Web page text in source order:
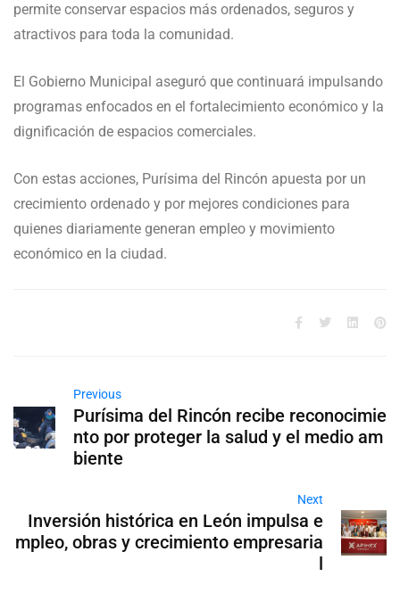
permite conservar espacios más ordenados, seguros y
atractivos para toda la comunidad.
El Gobierno Municipal aseguró que continuará impulsando
programas enfocados en el fortalecimiento económico y la
dignificación de espacios comerciales.
Con estas acciones, Purísima del Rincón apuesta por un
crecimiento ordenado y por mejores condiciones para
quienes diariamente generan empleo y movimiento
económico en la ciudad.
Previous
Purísima del Rincón recibe reconocimie
nto por proteger la salud y el medio am
biente
Next
Inversión histórica en León impulsa e
mpleo, obras y crecimiento empresaria